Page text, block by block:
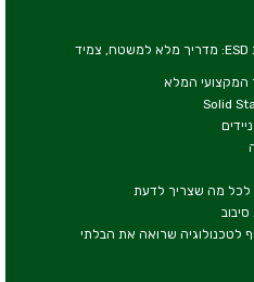
איך מקימים עמדת עבודה מוגנת ESD: מדריך מלא למשטח, צמיד
המקצועי המלא
לכל מה שצריך לדעת
שרואה את הבלתי